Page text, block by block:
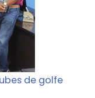
de golfe